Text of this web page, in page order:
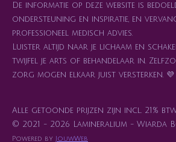
De informatie op deze website is
ondersteuning en inspiratie, en
professioneel medisch advies.
Luister altijd naar je lichaam en
twijfel je arts of behandelaar in.
zorg mogen elkaar juist versterken. 💜
Alle getoonde prijzen zijn incl. 21%
© 2021 - 2026 Lamineralium - Wiarda
Powered by JouwWeb